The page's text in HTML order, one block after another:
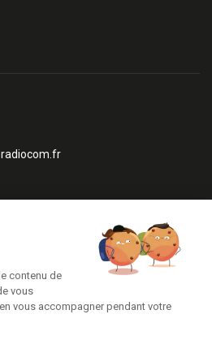
contenu de
vous
vous accompagner pendant votre